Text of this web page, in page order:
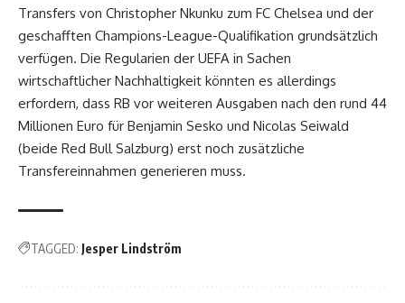
Transfers von Christopher Nkunku zum FC Chelsea und der
geschafften Champions-League-Qualifikation grundsätzlich
verfügen. Die Regularien der UEFA in Sachen
wirtschaftlicher Nachhaltigkeit könnten es allerdings
erfordern, dass RB vor weiteren Ausgaben nach den rund 44
Millionen Euro für Benjamin Sesko und Nicolas Seiwald
(beide Red Bull Salzburg) erst noch zusätzliche
Transfereinnahmen generieren muss.
TAGGED: Jesper Lindström